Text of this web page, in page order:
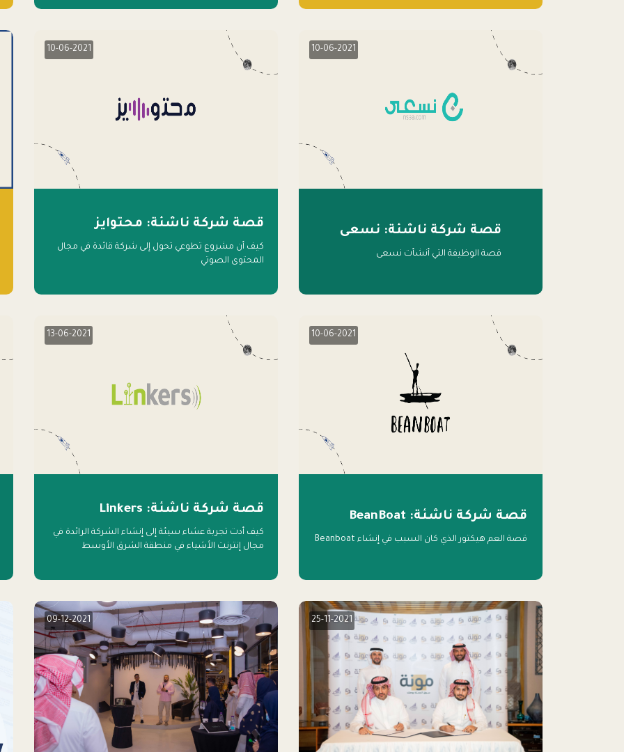
10-06-2021
قصة شركة ناشئة: نسعى
قصة الوظيفة التي أنشأت نسعى
10-06-2021
قصة شركة ناشئة: محتوايز
كيف أن مشروع تطوعي تحول إلى شركة قائدة في مجال
المحتوى الصوتي
10-06-2021
قصة شركة ناشئة: BeanBoat
قصة العم هيكتور الذي كان السبب في إنشاء Beanboat
13-06-2021
قصة شركة ناشئة: Linkers
كيف أدت تجربة عشاء سيئة إلى إنشاء الشركة الرائدة في
مجال إنترنت الأشياء في منطقة الشرق الأوسط
25-11-2021
09-12-2021